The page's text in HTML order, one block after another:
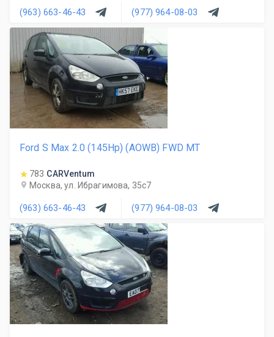
(963) 663-46-43 (977) 964-08-03
Ford S Max 2.0 (145Hp) (AOWB) FWD MT
783 CARVentum
Москва, ул. Ибрагимова, 35с7
(963) 663-46-43 (977) 964-08-03